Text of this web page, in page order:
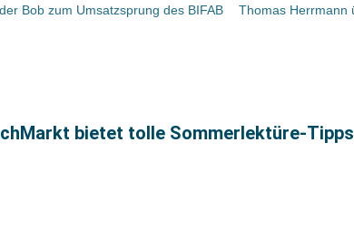
Bob zum Umsatzsprung des BIFAB
bietet tolle Sommerlektüre-Tipps